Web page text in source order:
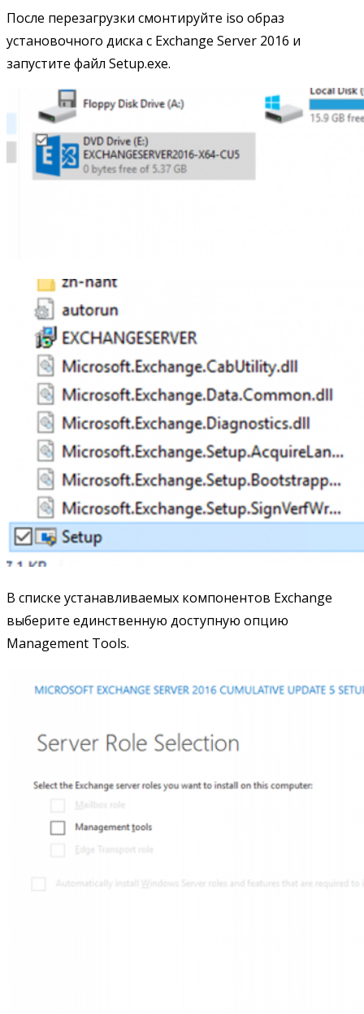
После перезагрузки смонтируйте iso образ
установочного диска с Exchange Server 2016 и
запустите файл Setup.exe.
В списке устанавливаемых компонентов Exchange
выберите единственную доступную опцию
Management Tools.